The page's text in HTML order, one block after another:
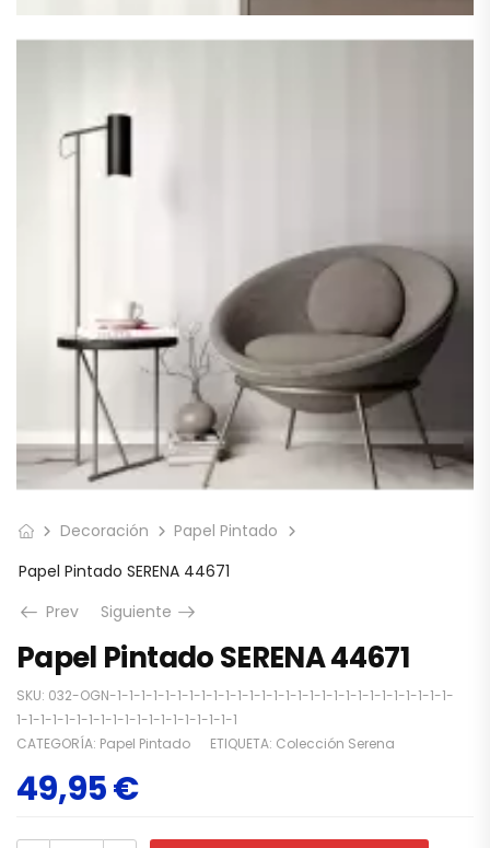
Decoración
Papel Pintado
Papel Pintado SERENA 44671
Prev
Siguiente
Papel Pintado SERENA 44671
SKU: 032-OGN-1-1-1-1-1-1-1-1-1-1-1-1-1-1-1-1-1-1-1-1-1-1-1-1-1-1-1-1-
1-1-1-1-1-1-1-1-1-1-1-1-1-1-1-1-1-1-1
CATEGORÍA: Papel Pintado ETIQUETA: Colección Serena
49,95€